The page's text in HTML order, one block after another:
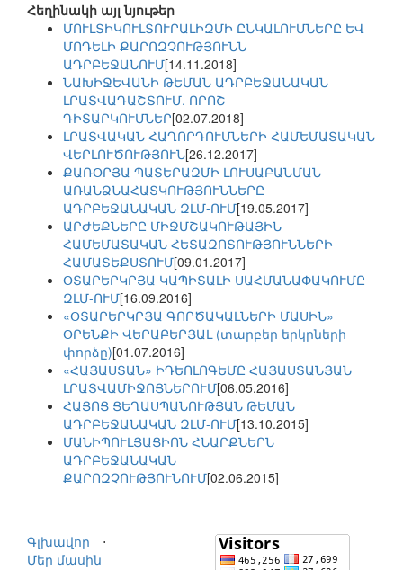
Հեղինակի այլ նյութեր
ՄՈՒԼՏԻԿՈՒԼՏՈՒՐԱԼԻԶՄԻ ԸՆԿԱԼՈՒՄՆԵՐԸ ԵՎ
ՄՈԴԵԼԻ ՔԱՐՈԶՉՈՒԹՅՈՒՆՆ
ԱԴՐԲԵՋԱՆՈՒՄ[14.11.2018]
ՆԱԽԻՋԵՎԱՆԻ ԹԵՄԱՆ ԱԴՐԲԵՋԱՆԱԿԱՆ
ԼՐԱՏՎԱԴԱՇՏՈՒՄ. ՈՐՈՇ
ԴԻՏԱՐԿՈՒՄՆԵՐ[02.07.2018]
ԼՐԱՏՎԱԿԱՆ ՀԱՂՈՐԴՈՒՄՆԵՐԻ ՀԱՄԵՄԱՏԱԿԱՆ
ՎԵՐԼՈՒԾՈՒԹՅՈՒՆ[26.12.2017]
ՔԱՌՕՐՅԱ ՊԱՏԵՐԱԶՄԻ ԼՈՒՍԱԲԱՆՄԱՆ
ԱՌԱՆՁՆԱՀԱՏԿՈՒԹՅՈՒՆՆԵՐԸ
ԱԴՐԲԵՋԱՆԱԿԱՆ ԶԼՄ-ՈՒՄ[19.05.2017]
ԱՐԺԵՔՆԵՐԸ ՄԻՋՄՇԱԿՈՒԹԱՅԻՆ
ՀԱՄԵՄԱՏԱԿԱՆ ՀԵՏԱԶՈՏՈՒԹՅՈՒՆՆԵՐԻ
ՀԱՄԱՏԵՔՍՏՈՒՄ[09.01.2017]
ՕՏԱՐԵՐԿՐՅԱ ԿԱՊԻՏԱԼԻ ՍԱՀՄԱՆԱՓԱԿՈՒՄԸ
ԶԼՄ-ՈՒՄ[16.09.2016]
«ՕՏԱՐԵՐԿՐՅԱ ԳՈՐԾԱԿԱԼՆԵՐԻ ՄԱՍԻՆ»
ՕՐԵՆՔԻ ՎԵՐԱԲԵՐՅԱԼ (տարբեր երկրների
փորձը)[01.07.2016]
«ՀԱՅԱՍՏԱՆ» ԻԴԵՈԼՈԳԵՄԸ ՀԱՅԱՍՏԱՆՅԱՆ
ԼՐԱՏՎԱՄԻՋՈՑՆԵՐՈՒՄ[06.05.2016]
ՀԱՅՈՑ ՑԵՂԱՍՊԱՆՈՒԹՅԱՆ ԹԵՄԱՆ
ԱԴՐԲԵՋԱՆԱԿԱՆ ԶԼՄ-ՈՒՄ[13.10.2015]
ՄԱՆԻՊՈՒԼՅԱՑԻՈՆ ՀՆԱՐՔՆԵՐՆ
ԱԴՐԲԵՋԱՆԱԿԱՆ
ՔԱՐՈԶՉՈՒԹՅՈՒՆՈՒՄ[02.06.2015]
Գլխավոր
⋅
Մեր մասին